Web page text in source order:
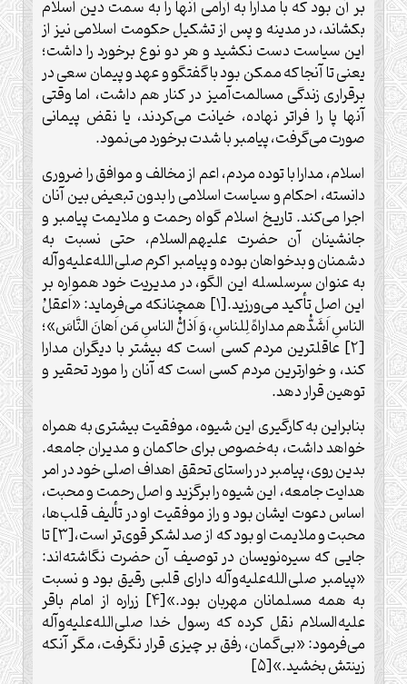
بر آن بود که با مدارا به آرامی آن‏ها را به سمت دین اسلام
بکشاند، در مدینه و پس از تشکیل حکومت اسلامی نیز از
این سیاست دست نکشید و هر دو نوع برخورد را داشت؛
یعنی تا آنجا که ممکن بود با گفتگو و عهد و پیمان سعی در
برقراری زندگی مسالمت‌‏آمیز در کنار هم داشت، اما وقتی
آن‏ها پا را فراتر نهاده، خیانت می‏‌کردند، یا نقض پیمانی
صورت می‏‌گرفت، پیامبر با شدت برخورد می‌‏نمود.
اسلام، مدارا با توده مردم، اعم از مخالف و موافق را ضروری
دانسته، احکام و سیاست اسلامی را بدون تبعیض بین آنان
اجرا می‌‏کند. تاریخ اسلام گواه رحمت و ملایمت پیامبر و
جانشینان آن حضرت علیهم‌‏السلام، حتی نسبت به
دشمنان و بدخواهان بوده و پیامبر اکرم صلی‌‏الله‌‏علیه‌‏و‏آله
به عنوان سرسلسله این الگو، در مدیریت خود همواره بر
این اصل تأکید می‌‏ورزید.[۱] همچنان‏که می‌‏فرماید: «اَعقلُ
الناسِ اَشَدُّهم مداراهً لِلناسِ، وَ اَذلُّ الناسِ مَن اَهانَ النَّاسَ»؛
[۲] عاقل‏ترین مردم کسی است که بیشتر با دیگران مدارا
کند، و خوارترین مردم کسی است که آنان را مورد تحقیر و
توهین قرار دهد.
بنابراین به کارگیری این شیوه، موفقیت بیشتری به همراه
خواهد داشت، به‌خصوص برای حاکمان و مدیران جامعه.
بدین ‏روی، پیامبر در راستای تحقق اهداف اصلی خود در امر
هدایت جامعه، این شیوه را برگزید و اصل رحمت و محبت،
اساس دعوت ایشان بود و راز موفقیت او در تألیف قلب‏‌ها،
محبت و ملایمت او بود که از صد لشکر قوی‏‌تر است،[۳] تا
جایی که سیره‏‌نویسان در توصیف آن حضرت نگاشته‌‏اند:
«پیامبر صلی‌‏الله‌‏علیه‌‏و‏آله دارای قلبی رقیق بود و نسبت
به همه مسلمانان مهربان بود.»[۴] زراره از امام باقر
علیه‏‌السلام نقل کرده که رسول خدا صلی‌‏الله‌‏علیه‌‏و‏آله
می‌‏فرمود: «بی‏‌گمان، رفق بر چیزی قرار نگرفت، مگر آنکه
زینتش بخشید.»[۵]